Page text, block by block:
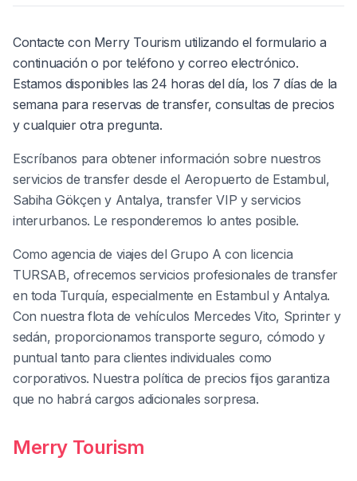
Contacte con Merry Tourism utilizando el formulario a
continuación o por teléfono y correo electrónico.
Estamos disponibles las 24 horas del día, los 7 días de la
semana para reservas de transfer, consultas de precios
y cualquier otra pregunta.
Escríbanos para obtener información sobre nuestros
servicios de transfer desde el Aeropuerto de Estambul,
Sabiha Gökçen y Antalya, transfer VIP y servicios
interurbanos. Le responderemos lo antes posible.
Como agencia de viajes del Grupo A con licencia
TURSAB, ofrecemos servicios profesionales de transfer
en toda Turquía, especialmente en Estambul y Antalya.
Con nuestra flota de vehículos Mercedes Vito, Sprinter y
sedán, proporcionamos transporte seguro, cómodo y
puntual tanto para clientes individuales como
corporativos. Nuestra política de precios fijos garantiza
que no habrá cargos adicionales sorpresa.
Merry Tourism